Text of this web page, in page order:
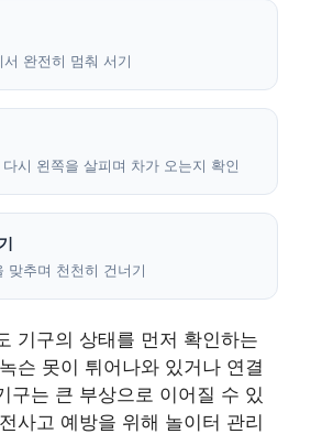
완전히 멈춰 서기
시 왼쪽을 살피며 차가 오는지 확인
맞추며 천천히 건너기
기구의 상태를 먼저 확인하는
슨 못이 튀어나와 있거나 연결
구는 큰 부상으로 이어질 수 있
사고 예방을 위해 놀이터 관리